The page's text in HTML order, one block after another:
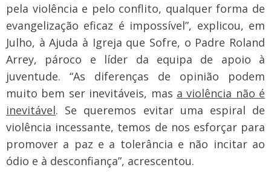
pela violência e pelo conflito, qualquer forma de
evangelização eficaz é impossível”, explicou, em
Julho, à Ajuda à Igreja que Sofre, o Padre Roland
Arrey, pároco e líder da equipa de apoio à
juventude. “As diferenças de opinião podem
muito bem ser inevitáveis, mas a violência não é
inevitável. Se queremos evitar uma espiral de
violência incessante, temos de nos esforçar para
promover a paz e a tolerância e não incitar ao
ódio e à desconfiança”, acrescentou.